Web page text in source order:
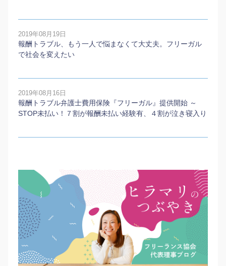
2019年08月19日
報酬トラブル、もう一人で悩まなくて大丈夫。フリーガル
で社会を変えたい
2019年08月16日
報酬トラブル弁護士費用保険『フリーガル』提供開始 ～
STOP未払い！７割が報酬未払い経験有、４割が泣き寝入り